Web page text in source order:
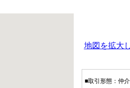
地図を拡大
■取引形態：仲介